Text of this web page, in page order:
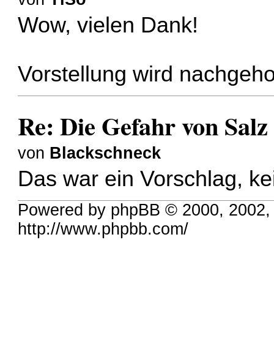
Wow, vielen Dank!
Vorstellung wird
Re: Die Gefahr von Salz
von Blackschneck
Das war ein Vorschlag,
Powered by phpBB © 2000,
http://www.phpbb.com/